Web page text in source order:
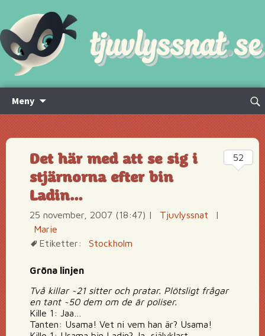
Meny
innehåll
Sök
Det här med att se sig i
stjärnorna efter bin
Ladin…
25 november, 2007 (18:47) | Tjuvlyssnat
|
Marie
Etiketter:
Stockholm
Gröna linjen
Två killar ~21 sitter och pratar. Plötsligt frågar
en tant ~50 dem om de är poliser.
Kille 1: Jaa…
Tanten: Usama! Vet ni vem han är? Usama!
52